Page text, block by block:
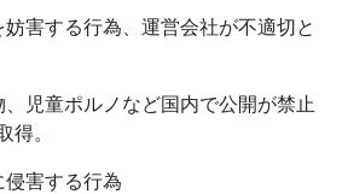
害する行為、運営会社が不適切と
児童ポルノなど国内で公開が禁止
得。
害する行為